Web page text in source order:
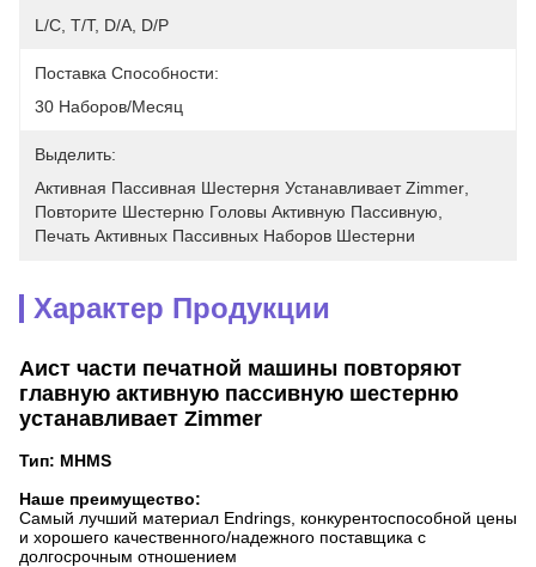
L/C, T/T, D/A, D/P
Поставка Способности:
30 Наборов/месяц
Выделить:
Активная Пассивная Шестерня Устанавливает Zimmer
Повторите Шестерню Головы Активную Пассивную
Печать Активных Пассивных Наборов Шестерни
Характер Продукции
Аист части печатной машины повторяют
главную активную пассивную шестерню
устанавливает Zimmer
Тип: MHMS
Наше преимущество:
Самый лучший материал Endrings , конкурентоспособной цены
и хорошего качественного/надежного поставщика с
долгосрочным отношением